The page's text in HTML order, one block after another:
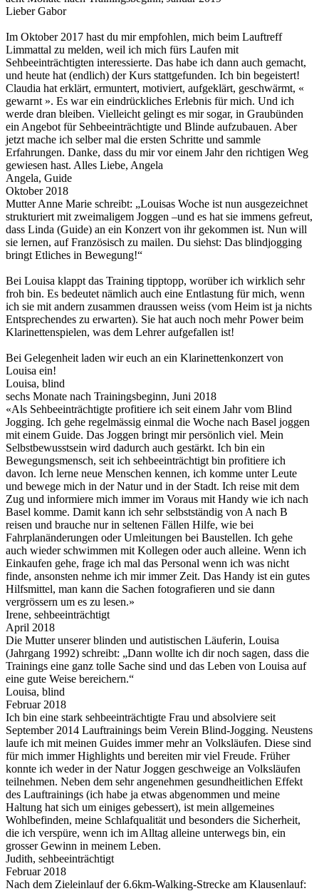
Lieber Gabor
Im Oktober 2017 hast du mir empfohlen, mich beim Lauftreff
Limmattal zu melden, weil ich mich fürs Laufen mit
Sehbeeinträchtigten interessierte. Das habe ich dann auch gemacht,
und heute hat (endlich) der Kurs stattgefunden. Ich bin begeistert!
Claudia hat erklärt, ermuntert, motiviert, aufgeklärt, geschwärmt, «
gewarnt ». Es war ein eindrückliches Erlebnis für mich. Und ich
werde dran bleiben. Vielleicht gelingt es mir sogar, in Graubünden
ein Angebot für Sehbeeinträchtigte und Blinde aufzubauen. Aber
jetzt mache ich selber mal die ersten Schritte und sammle
Erfahrungen. Danke, dass du mir vor einem Jahr den richtigen Weg
gewiesen hast. Alles Liebe, Angela
Angela, Guide
Oktober 2018
Mutter Anne Marie schreibt: „Louisas Woche ist nun ausgezeichnet
strukturiert mit zweimaligem Joggen –und es hat sie immens gefreut,
dass Linda (Guide) an ein Konzert von ihr gekommen ist. Nun will
sie lernen, auf Französisch zu mailen. Du siehst: Das blindjogging
bringt Etliches in Bewegung!“
Bei Louisa klappt das Training tipptopp, worüber ich wirklich sehr
froh bin. Es bedeutet nämlich auch eine Entlastung für mich, wenn
ich sie mit andern zusammen draussen weiss (vom Heim ist ja nichts
Entsprechendes zu erwarten). Sie hat auch noch mehr Power beim
Klarinettenspielen, was dem Lehrer aufgefallen ist!
Bei Gelegenheit laden wir euch an ein Klarinettenkonzert von
Louisa ein!
Louisa, blind
sechs Monate nach Trainingsbeginn, Juni 2018
«Als Sehbeeinträchtigte profitiere ich seit einem Jahr vom Blind
Jogging. Ich gehe regelmässig einmal die Woche nach Basel joggen
mit einem Guide. Das Joggen bringt mir persönlich viel. Mein
Selbstbewusstsein wird dadurch auch gestärkt. Ich bin ein
Bewegungsmensch, seit ich sehbeeinträchtigt bin profitiere ich
davon. Ich lerne neue Menschen kennen, ich komme unter Leute
und bewege mich in der Natur und in der Stadt. Ich reise mit dem
Zug und informiere mich immer im Voraus mit Handy wie ich nach
Basel komme. Damit kann ich sehr selbstständig von A nach B
reisen und brauche nur in seltenen Fällen Hilfe, wie bei
Fahrplanänderungen oder Umleitungen bei Baustellen. Ich gehe
auch wieder schwimmen mit Kollegen oder auch alleine. Wenn ich
Einkaufen gehe, frage ich mal das Personal wenn ich was nicht
finde, ansonsten nehme ich mir immer Zeit. Das Handy ist ein gutes
Hilfsmittel, man kann die Sachen fotografieren und sie dann
vergrössern um es zu lesen.»
Irene, sehbeeinträchtigt
April 2018
Die Mutter unserer blinden und autistischen Läuferin, Louisa
(Jahrgang 1992) schreibt: „Dann wollte ich dir noch sagen, dass die
Trainings eine ganz tolle Sache sind und das Leben von Louisa auf
eine gute Weise bereichern.“
Louisa, blind
Februar 2018
Ich bin eine stark sehbeeinträchtigte Frau und absolviere seit
September 2014 Lauftrainings beim Verein Blind-Jogging. Neustens
laufe ich mit meinen Guides immer mehr an Volksläufen. Diese sind
für mich immer Highlights und bereiten mir viel Freude. Früher
konnte ich weder in der Natur Joggen geschweige an Volksläufen
teilnehmen. Neben dem sehr angenehmen gesundheitlichen Effekt
des Lauftrainings (ich habe ja etwas abgenommen und meine
Haltung hat sich um einiges gebessert), ist mein allgemeines
Wohlbefinden, meine Schlafqualität und besonders die Sicherheit,
die ich verspüre, wenn ich im Alltag alleine unterwegs bin, ein
grosser Gewinn in meinem Leben.
Judith, sehbeeinträchtigt
Februar 2018
Nach dem Zieleinlauf der 6.6km-Walking-Strecke am Klausenlauf: